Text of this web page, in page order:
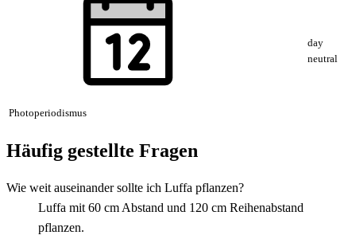
Photoperiodismus
day
neutral
Häufig gestellte Fragen
Wie weit auseinander sollte ich Luffa pflanzen?
Luffa mit 60 cm Abstand und 120 cm Reihenabstand
pflanzen.